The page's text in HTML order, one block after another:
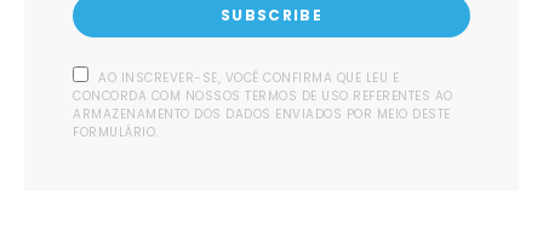
SUBSCRIBE
AO INSCREVER-SE, VOCÊ CONFIRMA QUE LEU E
CONCORDA COM NOSSOS TERMOS DE USO REFERENTES AO
ARMAZENAMENTO DOS DADOS ENVIADOS POR MEIO DESTE
FORMULÁRIO.